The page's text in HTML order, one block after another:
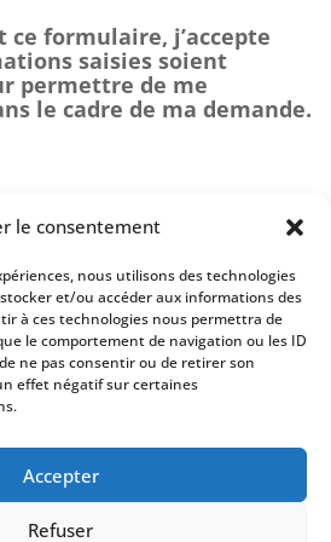
le consentement
nous utilisons des technologies
et/ou accéder aux informations des
à ces technologies nous permettra de
le comportement de navigation ou les ID
ne pas consentir ou de retirer son
effet négatif sur certaines
Accepter
Refuser
ce formulaire, j’accepte
saisies soient
permettre de me
le cadre de ma demande.
email, vous acceptez de recevoir par
de blog et prenez connaissance de notre